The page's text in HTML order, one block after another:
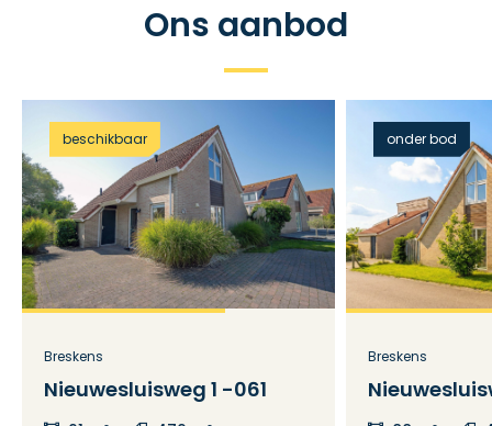
Ons aanbod
beschikbaar
Breskens
Nieuwesluisweg 1 -061
onder bod
Breskens